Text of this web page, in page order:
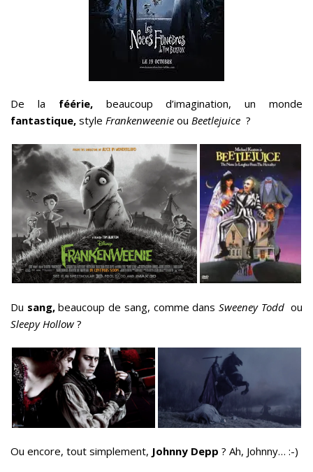
De la féérie,beaucoup d’imagination, un monde
fantastique, style Frankenweenie ou Beetlejuice ?
Du sang,beaucoup de sang, comme dans Sweeney Toddou
Sleepy Hollow ?
Ou encore, tout simplement, Johnny Depp ? Ah, Johnny… :-)